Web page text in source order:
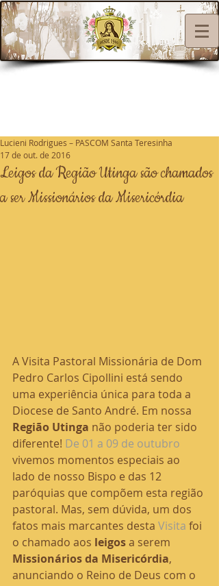
Leigos da Região Utinga são chamados
a ser Missionários da Misericórdia
Lucieni Rodrigues – PASCOM Santa Teresinha
17 de out. de 2016
A Visita Pastoral Missionária de Dom
Pedro Carlos Cipollini está sendo
uma experiência única para toda a
Diocese de Santo André. Em nossa
Região Utinga não poderia ter sido
diferente! De 01 a 09 de outubro
vivemos momentos especiais ao
lado de nosso Bispo e das 12
paróquias que compõem esta região
pastoral. Mas, sem dúvida, um dos
fatos mais marcantes desta Visita foi
o chamado aos leigos a serem
Missionários da Misericórdia,
anunciando o Reino de Deus com o